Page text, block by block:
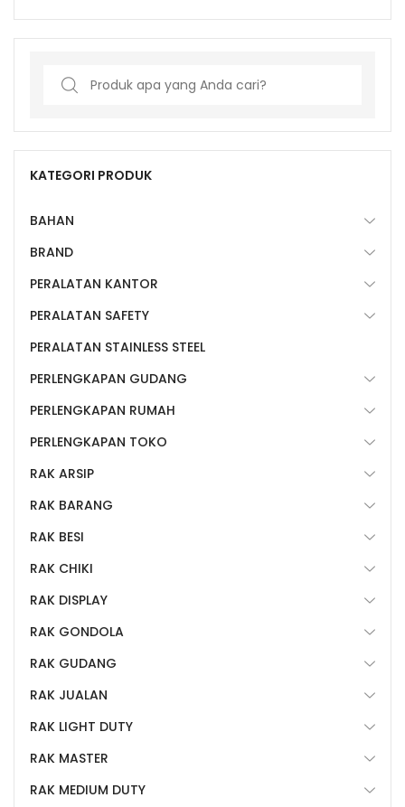
Search
KATEGORI PRODUK
BAHAN
BRAND
PERALATAN KANTOR
PERALATAN SAFETY
PERALATAN STAINLESS STEEL
PERLENGKAPAN GUDANG
PERLENGKAPAN RUMAH
PERLENGKAPAN TOKO
RAK ARSIP
RAK BARANG
RAK BESI
RAK CHIKI
RAK DISPLAY
RAK GONDOLA
RAK GUDANG
RAK JUALAN
RAK LIGHT DUTY
RAK MASTER
RAK MEDIUM DUTY